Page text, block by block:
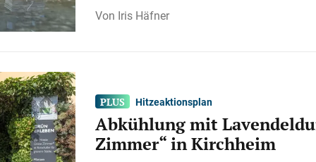
Iris Häfner
Hitzeaktionsplan
Abkühlung mit
Zimmer“ in Kirchheim